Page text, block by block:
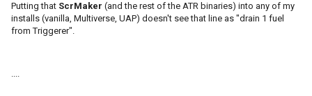
Putting that ScrMaker (and the rest of the ATR binaries) into any of my
installs (vanilla, Multiverse, UAP) doesn't see that line as "drain 1 fuel
from Triggerer".
....